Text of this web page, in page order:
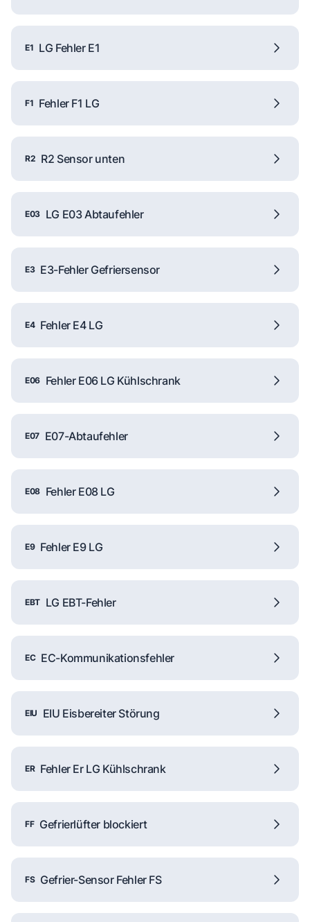
E1 LG Fehler E1
F1 Fehler F1 LG
R2 R2 Sensor unten
E03 LG E03 Abtaufehler
E3 E3-Fehler Gefriersensor
E4 Fehler E4 LG
E06 Fehler E06 LG Kühlschrank
E07 E07-Abtaufehler
E08 Fehler E08 LG
E9 Fehler E9 LG
EBT LG EBT-Fehler
EC EC-Kommunikationsfehler
EIU EIU Eisbereiter Störung
ER Fehler Er LG Kühlschrank
FF Gefrierlüfter blockiert
FS Gefrier-Sensor Fehler FS